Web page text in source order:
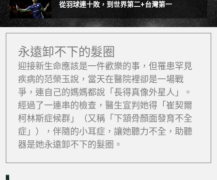
從羽球連十敗，到世界第二+台灣第一
永遠卸不下的髮圈
迎接新生命應該是一件歡樂的事，但罹患罕見
疾病的范榮玉說，當天在醫院裡卻是一場戰
爭，連自己的媽媽都說「長得真像外星人」。
經過了一連串的檢查，醫生宣判她得「崔契爾
柯林斯症候群」（又稱「下頷骨顏面發育不全
症」），伴隨的小耳症，讓她聽力不全，助聽
器是她永遠卸不下的髮圈。